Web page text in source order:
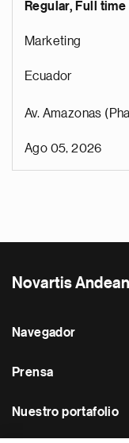
Regular, Full time
Marketing
Ecuador
Av. Amazonas
Ago 05, 2026
Novartis
Navegador
Prensa
Nuestro portafolio